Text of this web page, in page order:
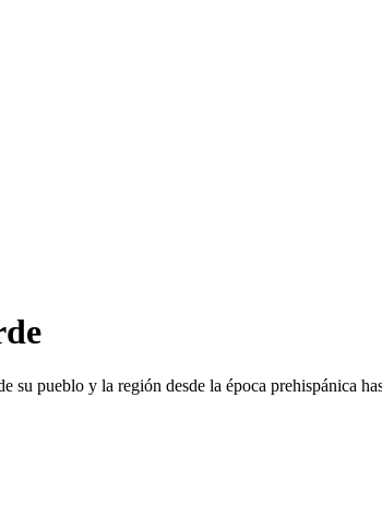
pueblo y la región desde la época prehispánica